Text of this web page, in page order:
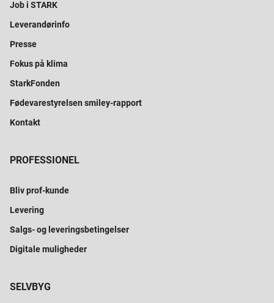
Job i STARK
Leverandørinfo
Presse
Fokus på klima
StarkFonden
Fødevarestyrelsen smiley-rapport
Kontakt
PROFESSIONEL
Bliv prof-kunde
Levering
Salgs- og leveringsbetingelser
Digitale muligheder
SELVBYG